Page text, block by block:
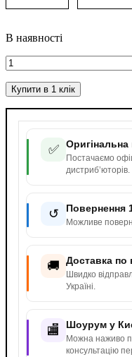
✅ Оригінальна
Постачаємо
дистриб’юторів.
↺ Повернення
Можливе
🚚 Доставка по
Швидко
Україні.
🏬 Шоурум у
Можна наживо
консультацію
В наявності
Купити в 1 клік